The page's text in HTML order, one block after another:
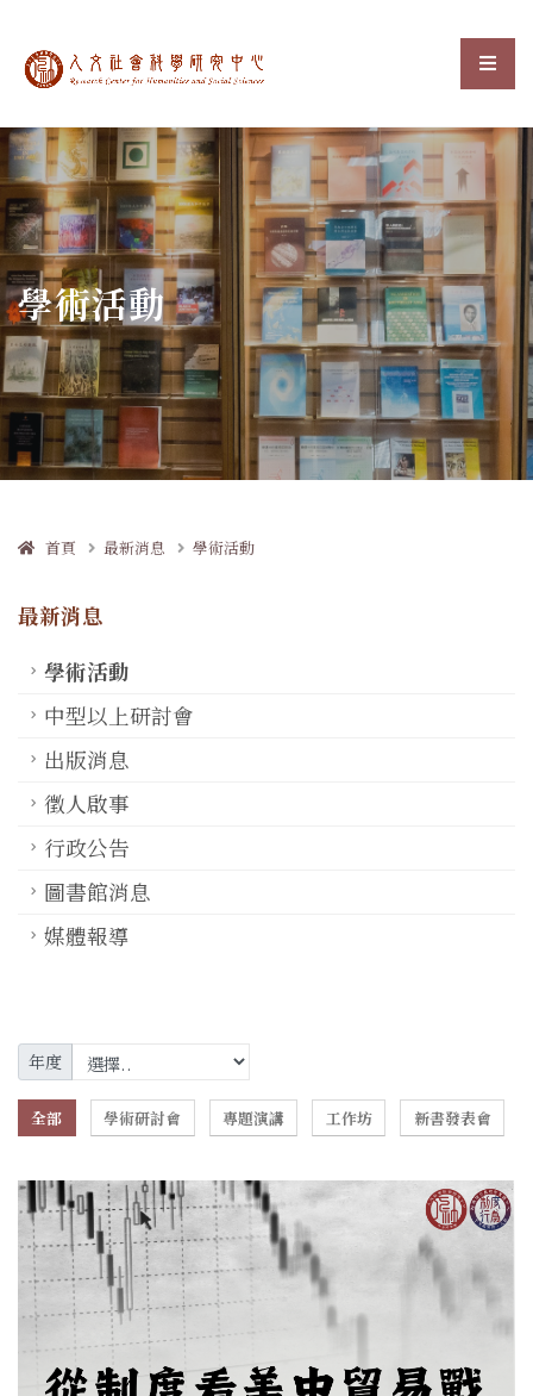
中央研究院人文社會科選
:::
學術活動
首頁 最新消息 學術活動
最新消息
學術活動
中型以上研討會
出版消息
徵人啟事
行政公告
圖書館消息
媒體報導
年度
全部 學術研討會 專題演講 工作坊 新書發表會